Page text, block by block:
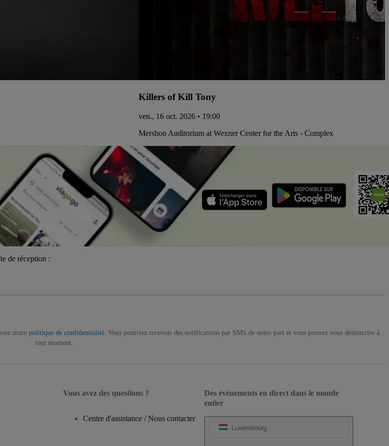
Killers of Kill Tony
ven., 16 oct. 2026 • 19:00
Mershon Auditorium at Wexner Center for the Arts - Complex
de réception :
notre politique de confidentialité. Vous pourriez recevoir des notifications par SMS de notre part et vous pouvez vous désinscrire à
tout moment.
Des événements en direct dans le monde
entier
Luxembourg
Vous avez des questions ?
Centre d'assistance / Nous contacter